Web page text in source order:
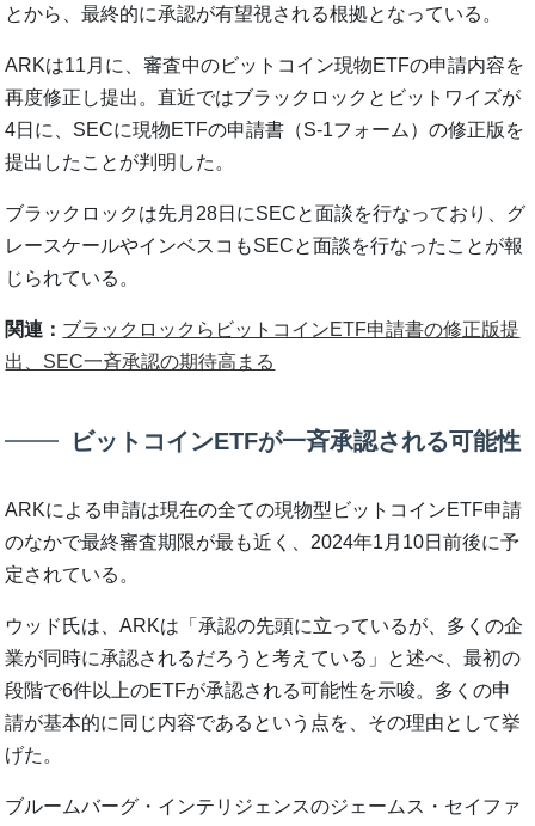
とから、最終的に承認が有望視される根拠となっている。
ARKは11月に、審査中のビットコイン現物ETFの申請内容を
再度修正し提出。直近ではブラックロックとビットワイズが
4日に、SECに現物ETFの申請書（S-1フォーム）の修正版を
提出したことが判明した。
ブラックロックは先月28日にSECと面談を行なっており、グ
レースケールやインベスコもSECと面談を行なったことが報
じられている。
関連： ブラックロックらビットコインETF申請書の修正版提
出、SEC一斉承認の期待高まる
ビットコインETFが一斉承認される可能性
ARKによる申請は現在の全ての現物型ビットコインETF申請
のなかで最終審査期限が最も近く、2024年1月10日前後に予
定されている。
ウッド氏は、ARKは「承認の先頭に立っているが、多くの企
業が同時に承認されるだろうと考えている」と述べ、最初の
段階で6件以上のETFが承認される可能性を示唆。多くの申
請が基本的に同じ内容であるという点を、その理由として挙
げた。
ブルームバーグ・インテリジェンスのジェームス・セイファ